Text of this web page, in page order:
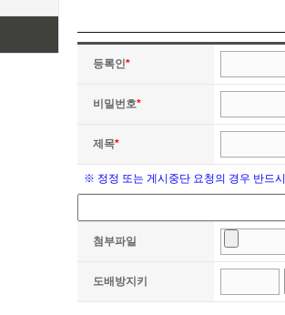
등록인*
비밀번호*
제목*
※ 정정 또는 게시중단 요청의 경우 반드
첨부파일
도배방지키